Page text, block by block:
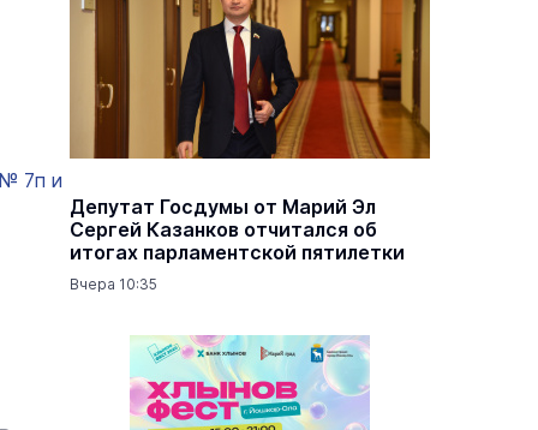
7п и
Депутат Госдумы от Марий Эл
Сергей Казанков отчитался об
итогах парламентской пятилетки
Вчера 10:35